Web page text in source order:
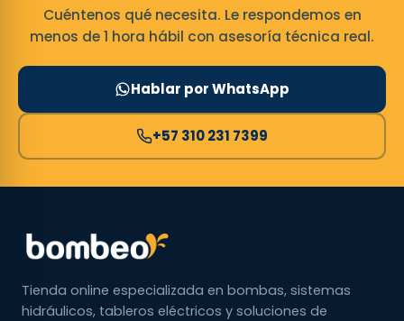
Cuéntenos qué necesita. Le respondemos en
menos de 1 hora hábil con asesoría técnica real.
Hablar por WhatsApp
+57 310 231 7399
Tienda online especializada en bombas, sistemas
hidráulicos, tableros eléctricos y soluciones de